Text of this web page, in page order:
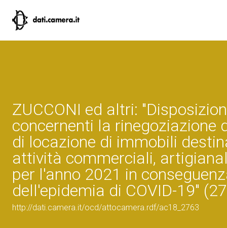
ZUCCONI ed altri:
concernenti la rinegoziazione
di locazione di immobili
attività commerciali,
per l'anno 2021 in
dell'epidemia di COVID-19"
http://dati.camera.it/ocd/attocamera.rdf/ac18_2763